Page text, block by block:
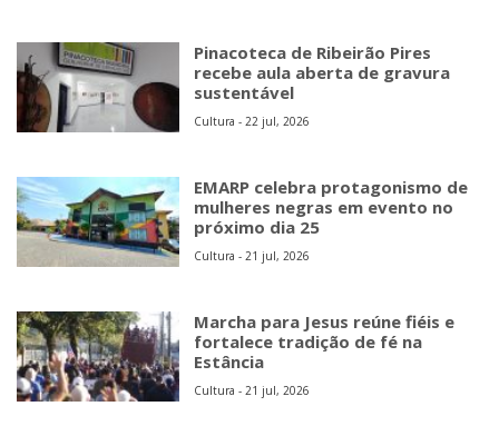
Pinacoteca de Ribeirão Pires
recebe aula aberta de gravura
sustentável
Cultura - 22 jul, 2026
EMARP celebra protagonismo de
mulheres negras em evento no
próximo dia 25
Cultura - 21 jul, 2026
Marcha para Jesus reúne fiéis e
fortalece tradição de fé na
Estância
Cultura - 21 jul, 2026